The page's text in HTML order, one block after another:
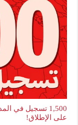
1,500 تسجيل في
على الإطلاق!